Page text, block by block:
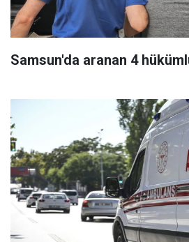
Samsun'da aranan 4